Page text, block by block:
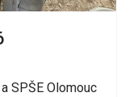
SPŠE Olomouc